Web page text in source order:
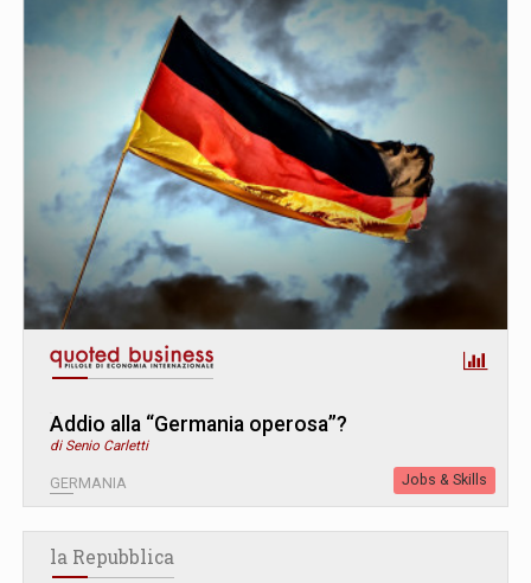
Addio alla “Germania operosa”?
di Senio Carletti
GERMANIA Jobs & Skills
la Repubblica